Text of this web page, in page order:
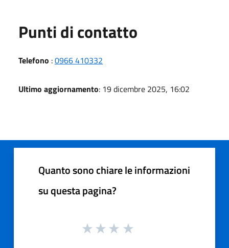
Punti di contatto
Telefono :0966 410332
Ultimo aggiornamento: 19 dicembre 2025, 16:02
Quanto sono chiare le informazioni
su questa pagina?